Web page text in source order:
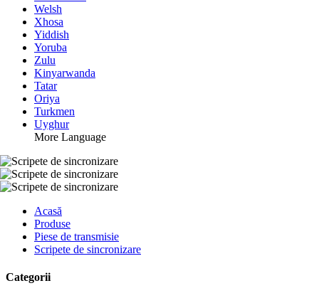
Welsh
Xhosa
Yiddish
Yoruba
Zulu
Kinyarwanda
Tatar
Oriya
Turkmen
Uyghur
More Language
Acasă
Produse
Piese de transmisie
Scripete de sincronizare
Categorii